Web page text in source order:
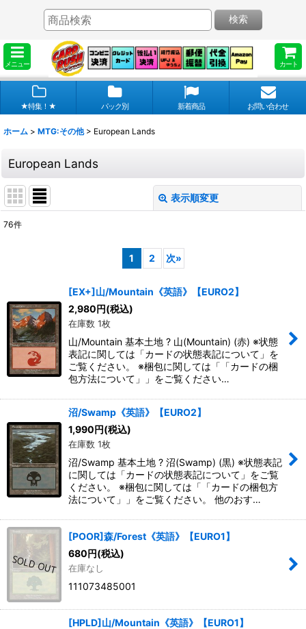
メニュー カート
検索
★特集！★ パック別 新着商品 お問い合わせ
ホーム > MTG:その他 > European Lands
European Lands
表示順変更
並び順:
絞り込む
76件
1 2 次»
[EX+]山/Mountain《英語》【EURO2】
2,980円(税込)
在庫数 1枚
山/Mountain 基本土地 ? 山(Mountain) (赤) ※状態
表記に関しては「カードの状態表記について」を
ご覧ください。 ※梱包に関しては「「カードの梱
包方法について」」をご覧ください…
沼/Swamp《英語》【EURO2】
1,990円(税込)
在庫数 1枚
沼/Swamp 基本土地 ? 沼(Swamp) (黒) ※状態表記
に関しては「カードの状態表記について」をご覧
ください。 ※梱包に関しては「「カードの梱包方
法について」」をご覧ください。 他のおす…
[POOR]森/Forest《英語》【EURO1】
680円(税込)
在庫なし
111073485001
[HPLD]山/Mountain《英語》【EURO1】